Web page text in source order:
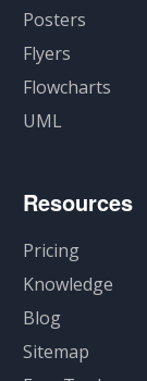
Posters
Flyers
Flowcharts
UML
Resources
Pricing
Knowledge
Blog
Sitemap